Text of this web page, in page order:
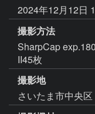
2024年12月12日
撮影方法
SharpCap
II45枚
撮影地
さいたま市中央区